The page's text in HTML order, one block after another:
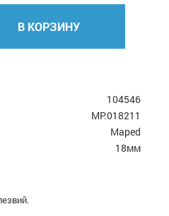
В КОРЗИНУ
104546
MP.018211
Maped
18мм